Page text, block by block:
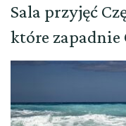
Sala przyjęć
które zapadnie